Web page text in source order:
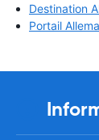
Destination
Portail